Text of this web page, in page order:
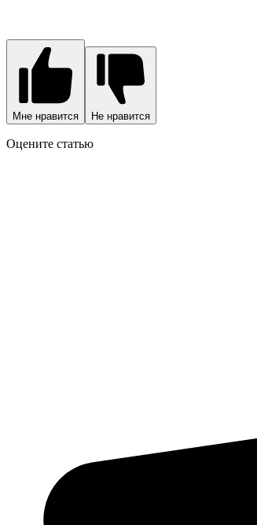
Мне нравится Не нравится
Оцените статью